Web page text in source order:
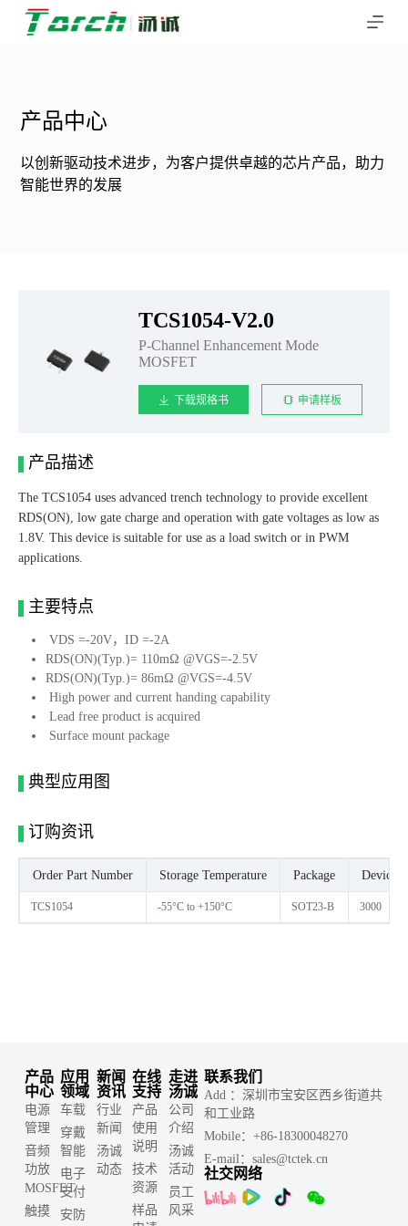
跳
产品中心
以创新驱动技术进步，为客户提供卓越的芯片产品，助力
智能世界的发展
TCS1054-V2.0
P-Channel Enhancement Mode
MOSFET
下载规格书 申请样板
产品描述
The TCS1054 uses advanced trench technology to provide excellent
RDS(ON), low gate charge and operation with gate voltages as low as
1.8V. This device is suitable for use as a load switch or in PWM
applications.
主要特点
VDS =-20V，ID =-2A
RDS(ON)(Typ.)= 110mΩ @VGS=-2.5V
RDS(ON)(Typ.)= 86mΩ @VGS=-4.5V
High power and current handing capability
Lead free product is acquired
Surface mount package
典型应用图
订购资讯
Order Part Number Storage Temperature Package Devices
TCS1054 -55°C to +150°C SOT23-B 3000
产品
中心
电源
管理
音频
功放
MOSFET
触摸
应用
领域
车载
穿戴
智能
电子
支付
安防
新闻
资讯
行业
新闻
汤诚
动态
在线
支持
产品
使用
说明
技术
资源
样品
走进
汤诚
公司
介绍
汤诚
活动
员工
风采
联系我们
Add ：深圳市宝安区西乡街道共
和工业路
Mobile：+86-18300048270
E-mail：sales@tctek.cn
社交网络